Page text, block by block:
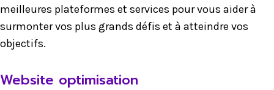
meilleures plateformes et services pour vous aider à
surmonter vos plus grands défis et à atteindre vos
objectifs.
Website optimisation